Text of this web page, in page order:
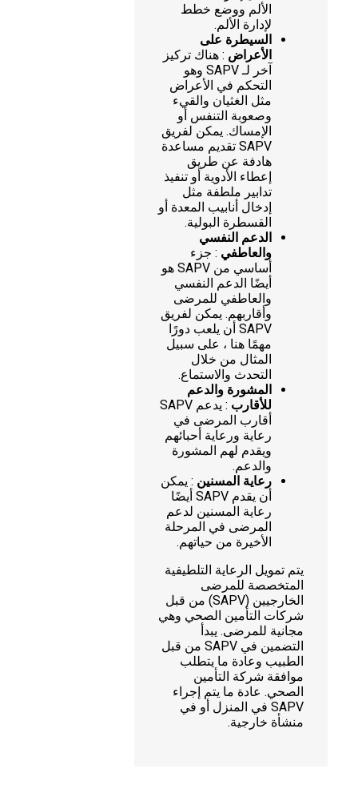
الألم ووضع خطط
لإدارة الألم.
السيطرة على
الأعراض : هناك تركيز
آخر لـ SAPV وهو
التحكم في الأعراض
مثل الغثيان والقيء
وصعوبة التنفس أو
الإمساك. يمكن لفريق
SAPV تقديم مساعدة
هادفة عن طريق
إعطاء الأدوية أو تنفيذ
تدابير ملطفة مثل
إدخال أنابيب المعدة أو
القسطرة البولية.
الدعم النفسي
والعاطفي : جزء
أساسي من SAPV هو
أيضًا الدعم النفسي
والعاطفي للمرضى
وأقاربهم. يمكن لفريق
SAPV أن يلعب دورًا
مهمًا هنا ، على سبيل
المثال من خلال
التحدث والاستماع.
المشورة والدعم
للأقارب
: يدعم SAPV
أقارب المرضى في
رعاية ورعاية أحبائهم
ويقدم لهم المشورة
والدعم.
رعاية المسنين : يمكن
أن يقدم SAPV أيضًا
رعاية المسنين لدعم
المرضى في المرحلة
الأخيرة من حياتهم.
يتم تمويل الرعاية التلطيفية
المتخصصة للمرضى
الخارجيين (SAPV) من قبل
شركات التأمين الصحي وهي
مجانية للمرضى. يبدأ
التضمين في SAPV من قبل
الطبيب وعادة ما يتطلب
موافقة شركة التأمين
الصحي. عادة ما يتم إجراء
SAPV في المنزل أو في
منشأة خارجية.